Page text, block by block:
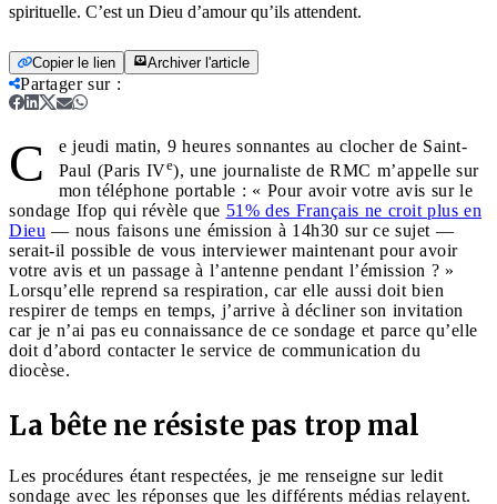
spirituelle. C’est un Dieu d’amour qu’ils attendent.
Copier le lien Archiver l'article
Partager sur:
C
e jeudi matin, 9 heures sonnantes au clocher de Saint-
Paul (Paris IVe), une journaliste de RMC m’appelle sur
mon téléphone portable : « Pour avoir votre avis sur le
sondage Ifop qui révèle que 51% des Français ne croit plus en
Dieu — nous faisons une émission à 14h30 sur ce sujet —
serait-il possible de vous interviewer maintenant pour avoir
votre avis et un passage à l’antenne pendant l’émission ? »
Lorsqu’elle reprend sa respiration, car elle aussi doit bien
respirer de temps en temps, j’arrive à décliner son invitation
car je n’ai pas eu connaissance de ce sondage et parce qu’elle
doit d’abord contacter le service de communication du
diocèse.
La bête ne résiste pas trop mal
Les procédures étant respectées, je me renseigne sur ledit
sondage avec les réponses que les différents médias relayent.